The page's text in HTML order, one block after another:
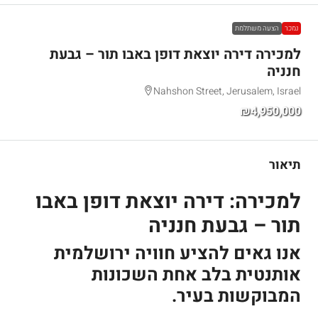
נמכר הצעה משתלמת
למכירה דירה יוצאת דופן באבו תור – גבעת
חנניה
Nahshon Street, Jerusalem, Israel
₪4,950,000
תיאור
למכירה: דירה יוצאת דופן באבו
תור – גבעת חנניה
אנו גאים להציע חוויה ירושלמית
אותנטית בלב אחת השכונות
המבוקשות בעיר.